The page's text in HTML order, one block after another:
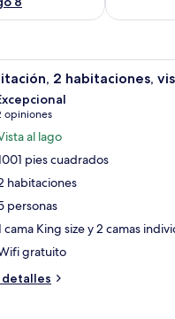
2 habitaciones,
de 10
opiniones
al lago
pies cuadrados
habitaciones
personas
cama King size y 2 camas
gratuito
detalles